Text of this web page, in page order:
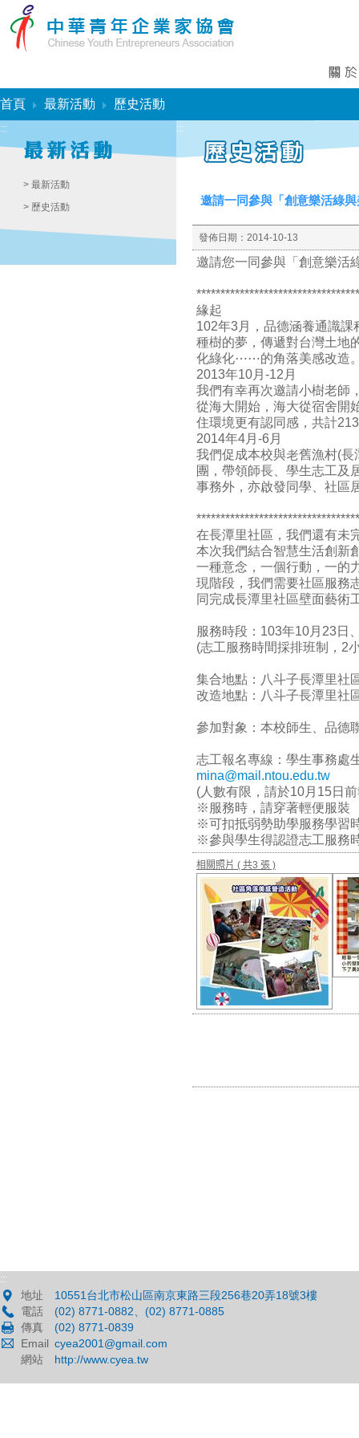
首頁 最新活動 歷史活動
:::
> 最新活動
> 歷史活動
:::
邀請一同參與「創意樂活綠
發佈日期： 2014-10-13
邀請您一同參與「創意樂活
緣起
102年3月，品德涵養通識
種樹的夢，傳遞對台灣土地
化綠化⋯⋯的角落美感改造
2013年10月-12月
我們有幸再次邀請小樹老師
從海大開始，海大從宿舍開
住環境更有認同感，共計
2014年4月-6月
我們促成本校與老舊漁村(
團，帶領師長、學生志工及
事務外，亦啟發同學、社區
在長潭里社區，我們還
本次我們結合智慧生活創新
一種意念，一個行動，一的
現階段，我們需要社區服務
同完成長潭里社區壁面藝術
服務時段：103年10月23日
(志工服務時間採排班制，2
集合地點：八斗子長潭里社
改造地點：八斗子長潭里社
參加對象：本校師生、品德
志工報名專線：學生事務處
mina@mail.ntou.edu.tw
(人數有限，請於10月15日
※服務時，請穿著輕便服裝
※可扣抵弱勢助學服務學
※參與學生得認證志工服
相關照片 ( 共3 張 )
:::
地址
10551台北市松山區南京東路三段256巷20弄18號3樓
電話
(02) 8771-0882、(02) 8771-0885
傳真
(02) 8771-0839
Email cyea2001@gmail.com
網站
http://www.cyea.tw